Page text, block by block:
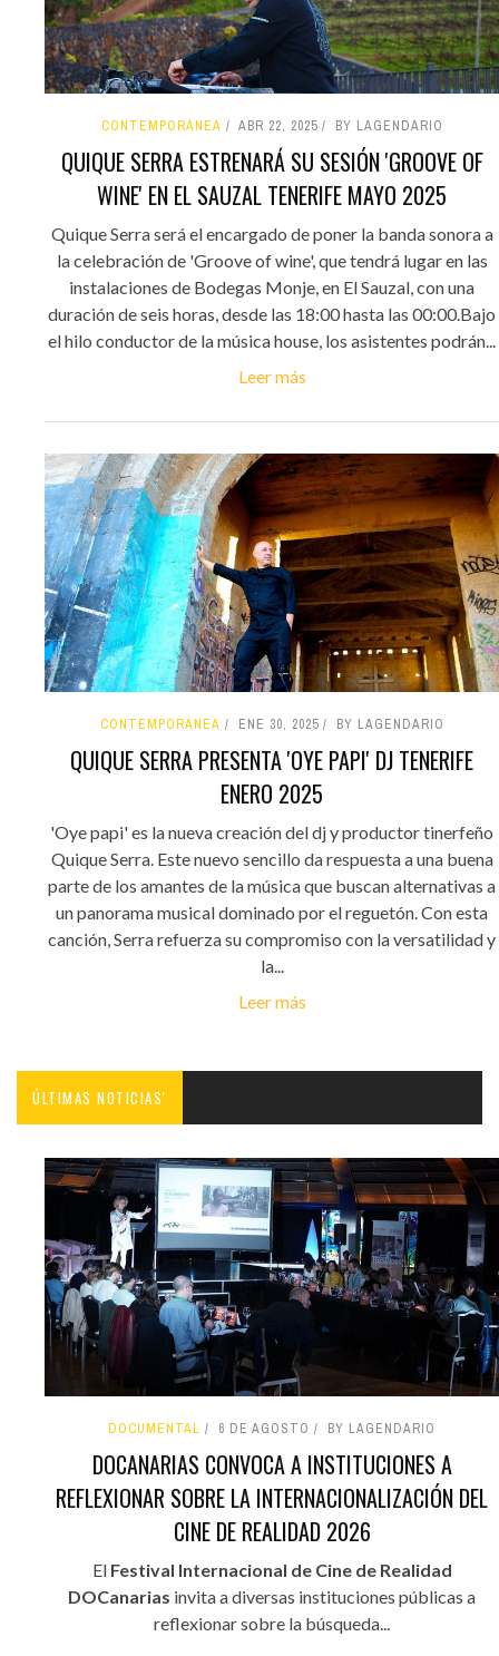
CONTEMPORÁNEA ABR 22, 2025 BY LAGENDARIO
QUIQUE SERRA ESTRENARÁ SU SESIÓN 'GROOVE OF
WINE' EN EL SAUZAL TENERIFE MAYO 2025
Quique Serra será el encargado de poner la banda sonora a
la celebración de 'Groove of wine', que tendrá lugar en las
instalaciones de Bodegas Monje, en El Sauzal, con una
duración de seis horas, desde las 18:00 hasta las 00:00.Bajo
el hilo conductor de la música house, los asistentes podrán...
Leer más
CONTEMPORÁNEA ENE 30, 2025 BY LAGENDARIO
QUIQUE SERRA PRESENTA 'OYE PAPI' DJ TENERIFE
ENERO 2025
'Oye papi' es la nueva creación del dj y productor tinerfeño
Quique Serra. Este nuevo sencillo da respuesta a una buena
parte de los amantes de la música que buscan alternativas a
un panorama musical dominado por el reguetón. Con esta
canción, Serra refuerza su compromiso con la versatilidad y
la...
Leer más
ÚLTIMAS NOTICIAS'
DOCUMENTAL 6 DE AGOSTO BY LAGENDARIO
DOCANARIAS CONVOCA A INSTITUCIONES A
REFLEXIONAR SOBRE LA INTERNACIONALIZACIÓN DEL
CINE DE REALIDAD 2026
El Festival Internacional de Cine de Realidad
DOCanarias invita a diversas instituciones públicas a
reflexionar sobre la búsqueda...